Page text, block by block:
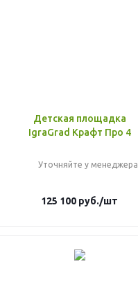
Детская площадка
IgraGrad Крафт Про 4
Уточняйте у менеджера
125 100 руб./шт